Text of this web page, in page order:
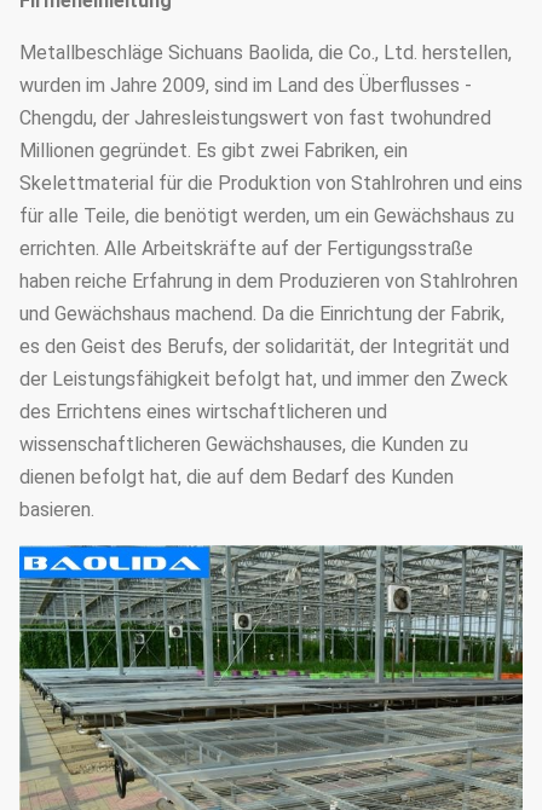
Metallbeschläge Sichuans Baolida, die Co., Ltd. herstellen,
wurden im Jahre 2009, sind im Land des Überflusses -
Chengdu, der Jahresleistungswert von fast twohundred
Millionen gegründet. Es gibt zwei Fabriken, ein
Skelettmaterial für die Produktion von Stahlrohren und eins
für alle Teile, die benötigt werden, um ein Gewächshaus zu
errichten. Alle Arbeitskräfte auf der Fertigungsstraße
haben reiche Erfahrung in dem Produzieren von Stahlrohren
und Gewächshaus machend. Da die Einrichtung der Fabrik,
es den Geist des Berufs, der solidarität, der Integrität und
der Leistungsfähigkeit befolgt hat, und immer den Zweck
des Errichtens eines wirtschaftlicheren und
wissenschaftlicheren Gewächshauses, die Kunden zu
dienen befolgt hat, die auf dem Bedarf des Kunden
basieren.